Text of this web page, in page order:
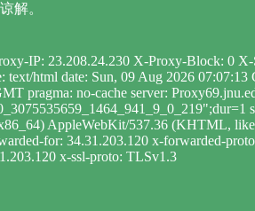
解。
IP: 23.208.24.230 X-Proxy-Block: 0
text/html date: Sun, 09 Aug 2026
pragma: no-cache server:
AppleWebKit/537.36 (KHTML,
for: 34.31.203.120 x-forwarded-
x-ssl-proto: TLSv1.3